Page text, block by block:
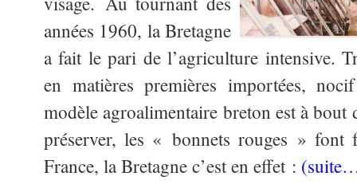
années 1960, la Bretagne
a fait le pari de l’agriculture intensive.
en matières premières importées,
modèle agroalimentaire breton est à bout
préserver, les « bonnets rouges » font
France, la Bretagne c’est en effet :